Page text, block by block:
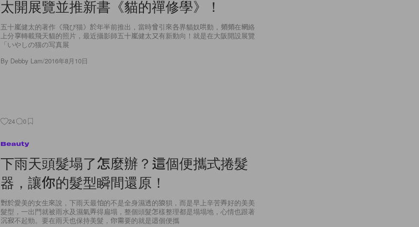
太開展覽並推新書《貓的禪修學》！
五十嵐健太的著作《飛び猫》於年半前推出，當時曾引來各界貓奴哄動，頻頻在網絡
上分享轉載飛天貓的照片，最近攝影師五十嵐健太又有新動向！就是在大阪開設展覽
「いやしの猫の写真展
By Debby Lam/2016年8月10日
24 0
Beauty
下雨天頭髮塌了怎麼辦？這個便攜式捲髮
器，讓你的髮型瞬間還原！
對於愛美的女生來說，下雨天最怕的不是全身濕透的狼狽，而是早上辛苦弄好的美美
髮型，一出門就被雨水及濕氣弄得扁塌，整個頭髮怎樣整理都是塌塌地，心情也跟著
沉寂不起勁。要在雨天也保持美髮，你需要的就是這個便攜